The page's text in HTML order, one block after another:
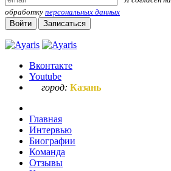
обработку персональных данных
Войти
Записаться
Вконтакте
Youtube
город: Казань
Главная
Интервью
Биографии
Команда
Отзывы